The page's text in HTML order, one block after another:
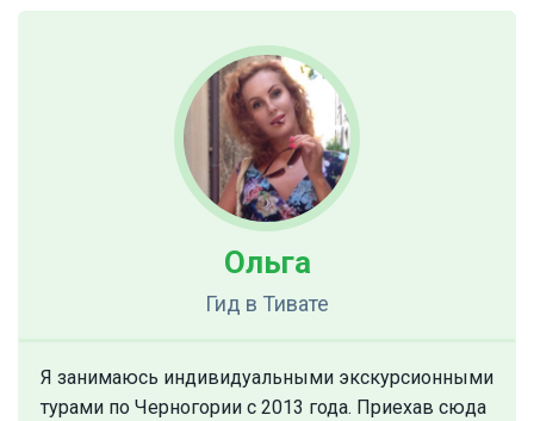
Ольга
Гид в Тивате
Я занимаюсь индивидуальными экскурсионными
турами по Черногории с 2013 года. Приехав сюда